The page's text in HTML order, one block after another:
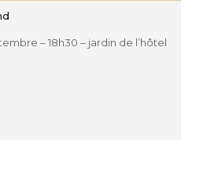
– 18h30 – jardin de l’hôtel